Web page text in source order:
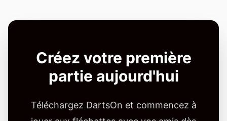
Créez votre première
partie aujourd'hui
Téléchargez DartsOn et commencez à